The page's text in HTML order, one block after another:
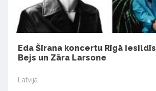
Eda Šīrana koncertu Rīgā
Bejs un Zāra Larsone
Latvijā